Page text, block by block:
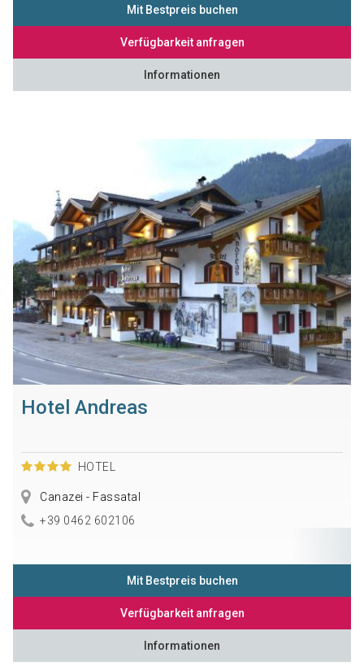
Mit Bestpreis buchen
Verfügbarkeit anfragen
Informationen
Hotel Andreas
HOTEL
Canazei - Fassatal
+39 0462 602106
Mit Bestpreis buchen
Verfügbarkeit anfragen
Informationen